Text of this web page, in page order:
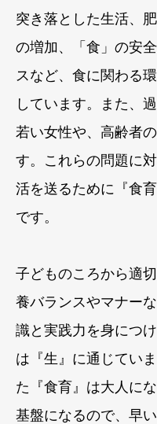
突き落とした生活、
の増加、「食」の安
スなど、食に関わる
しています。また、
若い女性や、高齢者
す。これらの問題に
活を送るために『食
です。
子どものころから適
養バランスやマナー
識と実践力を身につ
は『生』に通じてい
た『食育』は大人に
基盤になるので、早